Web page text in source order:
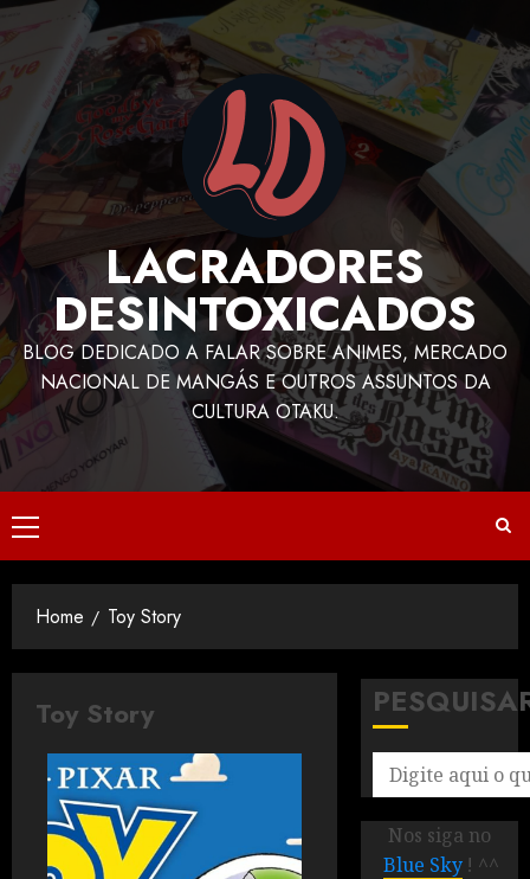
LACRADORES
DESINTOXICADOS
BLOG DEDICADO A FALAR SOBRE ANIMES, MERCADO
NACIONAL DE MANGÁS E OUTROS ASSUNTOS DA
CULTURA OTAKU.
Home Toy Story
Toy Story
Nos siga no
Blue Sky ! ^^